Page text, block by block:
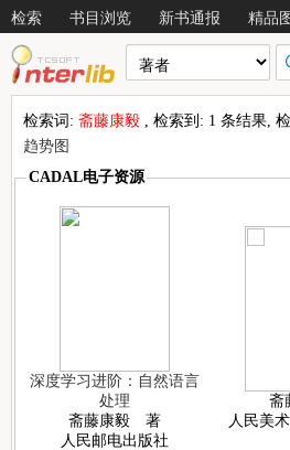
检索 书目浏览 新书通报 精品
检索词: 斋藤康毅 , 检索到: 1 条结果,
趋势图
CADAL电子资源
深度学习进阶：自然语言
处理
斋藤康毅 著
人民邮电出版社
斋
人民美